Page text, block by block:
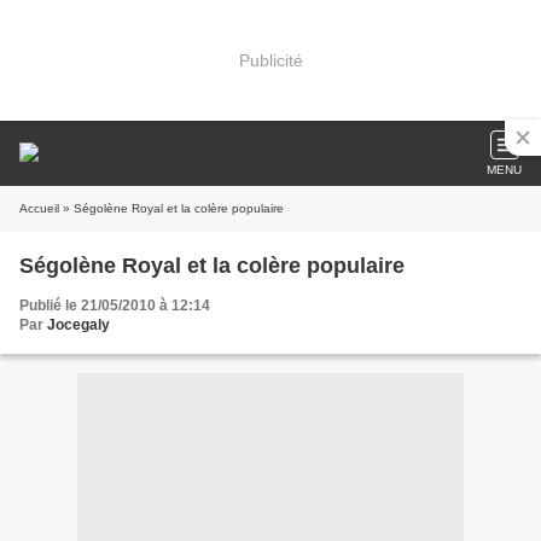
Publicité
MENU
Accueil » Ségolène Royal et la colère populaire
Ségolène Royal et la colère populaire
Publié le 21/05/2010 à 12:14
Par Jocegaly